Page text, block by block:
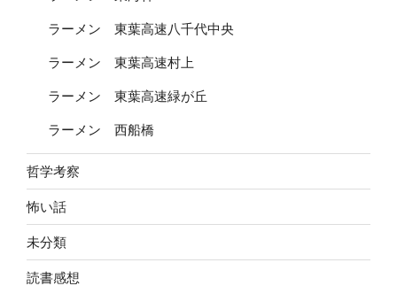
ラーメン 東葉高速八千代中央
ラーメン 東葉高速村上
ラーメン 東葉高速緑が丘
ラーメン 西船橋
哲学考察
怖い話
未分類
読書感想